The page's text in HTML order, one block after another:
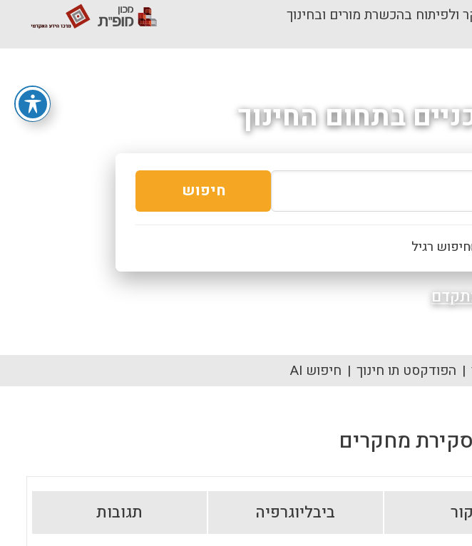
ולפיתוח בהכשרת מורים ובחינוך
בתחום החינוך
חיפוש
חיפוש רגיל
הפודקסט תו חינוך חיפוש AI
מחקרים
ביבליוגרפיה תגובות